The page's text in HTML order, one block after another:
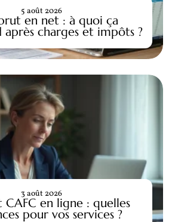
en net : à quoi ça
après charges et impôts ?
5 août 2026
CAFC en ligne : quelles
pour vos services ?
3 août 2026